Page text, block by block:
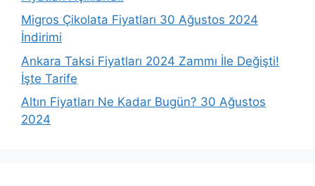
Migros Çikolata Fiyatları 30 Ağustos 2024
İndirimi
Ankara Taksi Fiyatları 2024 Zammı İle Değişti!
İşte Tarife
Altın Fiyatları Ne Kadar Bugün? 30 Ağustos
2024